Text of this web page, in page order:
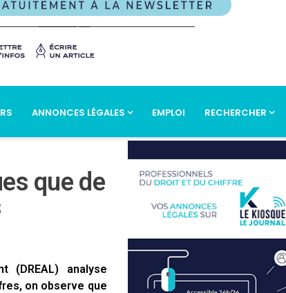
ANNONCES LÉGALES EMPLOI RECHERCHER
que de
(DREAL) analyse
on observe que